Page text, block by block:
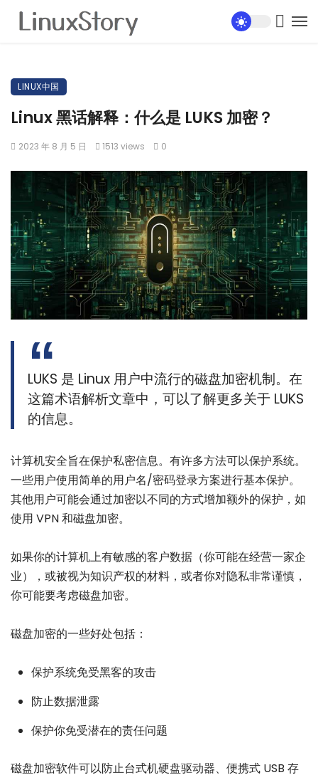
LINUX中国
Linux 黑话解释：什么是 LUKS 加密？
2023 年 8 月 5 日 1513 views 0
LUKS 是 Linux 用户中流行的磁盘加密机制。在
这篇术语解析文章中，可以了解更多关于 LUKS
的信息。
计算机安全旨在保护私密信息。有许多方法可以保护系统。
一些用户使用简单的用户名/密码登录方案进行基本保护。
其他用户可能会通过加密以不同的方式增加额外的保护，如
使用 VPN 和磁盘加密。
如果你的计算机上有敏感的客户数据（你可能在经营一家企
业），或被视为知识产权的材料，或者你对隐私非常谨慎，
你可能要考虑磁盘加密。
磁盘加密的一些好处包括：
保护系统免受黑客的攻击
防止数据泄露
保护你免受潜在的责任问题
磁盘加密软件可以防止台式机硬盘驱动器、便携式 USB 存